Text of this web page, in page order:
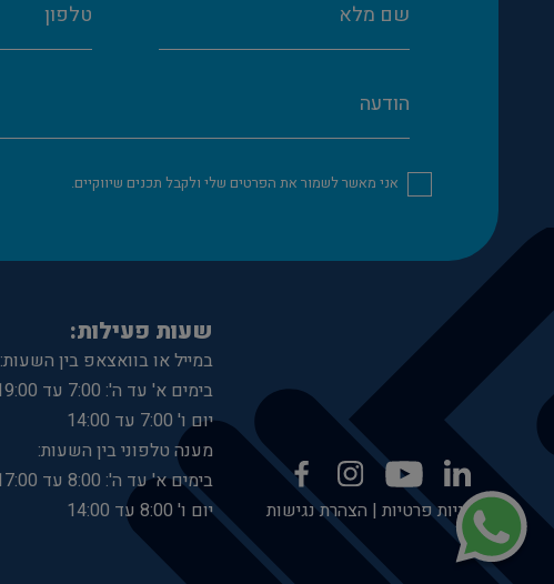
אני מאשר לשמור את הפרטים שלי ולקבל תכנים שיווקיים.
מדיניות פרטיות| הצהרת נגישות
שעות פעילות:
במייל או בוואצאפ בין השעות:
בימים א' עד ה': 7:00 עד 19:00
יום ו' 7:00 עד 14:00
מענה טלפוני בין השעות:
בימים א' עד ה': 8:00 עד 17:00
יום ו' 8:00 עד 14:00